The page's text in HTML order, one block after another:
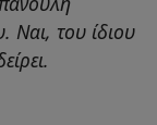
Ναι, του ίδιου